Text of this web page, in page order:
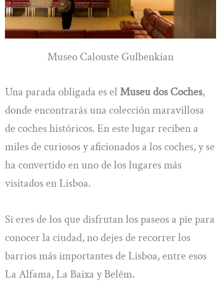
Museo Calouste Gulbenkian
Una parada obligada es el Museu dos Coches,
donde encontrarás una colección maravillosa
de coches históricos. En este lugar reciben a
miles de curiosos y aficionados a los coches, y se
ha convertido en uno de los lugares más
visitados en Lisboa.
Si eres de los que disfrutan los paseos a pie para
conocer la ciudad, no dejes de recorrer los
barrios más importantes de Lisboa, entre esos
La Alfama, La Baixa y Belém.